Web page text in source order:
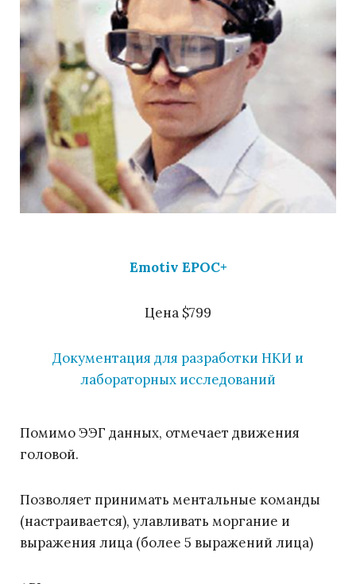
Emotiv EPOC+
Цена $799
Документация для разработки НКИ и
лабораторных исследований
Помимо ЭЭГ данных, отмечает движения
головой.
Позволяет принимать ментальные команды
(настраивается), улавливать моргание и
выражения лица (более 5 выражений лица)